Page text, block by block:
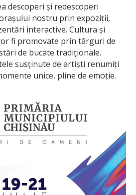
descoperi și redescoperi
nostru prin expoziții,
interactive. Cultura și
fi promovate prin târguri de
de bucate tradiționale.
susținute de artiști renumiți
unice, pline de emoție.